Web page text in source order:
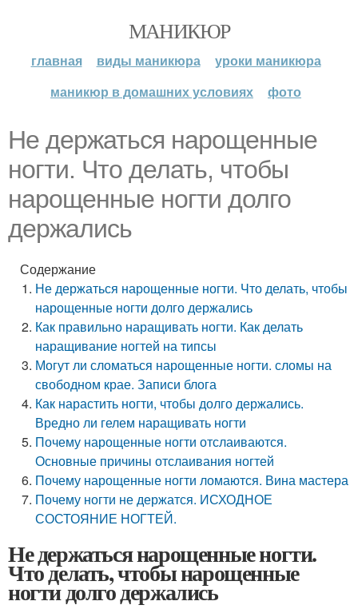
МАНИКЮР
главная виды маникюра
уроки маникюра
маникюр в домашних условиях
фото
Не держаться нарощенные
ногти. Что делать, чтобы
нарощенные ногти долго
держались
Содержание
Не держаться нарощенные ногти. Что делать, чтобы
нарощенные ногти долго держались
Как правильно наращивать ногти. Как делать
наращивание ногтей на типсы
Могут ли сломаться нарощенные ногти. сломы на
свободном крае. Записи блога
Как нарастить ногти, чтобы долго держались.
Вредно ли гелем наращивать ногти
Почему нарощенные ногти отслаиваются.
Основные причины отслаивания ногтей
Почему нарощенные ногти ломаются. Вина мастера
Почему ногти не держатся. ИСХОДНОЕ
СОСТОЯНИЕ НОГТЕЙ.
Не держаться нарощенные ногти.
Что делать, чтобы нарощенные
ногти долго держались